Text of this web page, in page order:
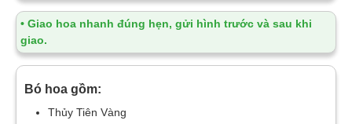
• Giao hoa nhanh đúng hẹn, gửi hình trước và sau khi
giao.
Bó hoa gồm:
Thủy Tiên Vàng